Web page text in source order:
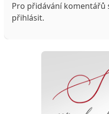
Pro přidávání komentářů
přihlásit.